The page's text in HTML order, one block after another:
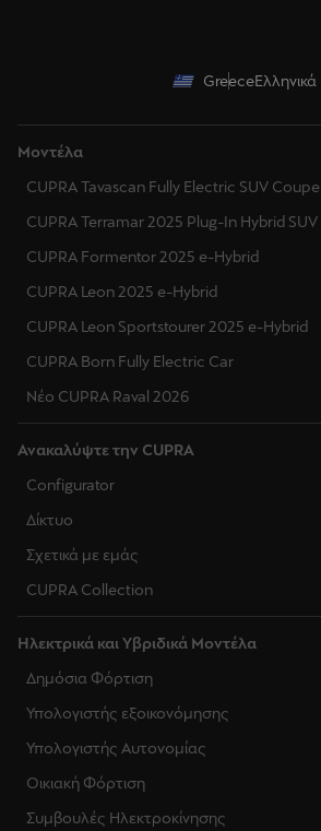
GreeceΕλληνικά
Μοντέλα
CUPRA Tavascan Fully Electric SUV Coupe
CUPRA Terramar 2025 Plug-In Hybrid SUV
CUPRA Formentor 2025 e-Hybrid
CUPRA Leon 2025 e-Hybrid
CUPRA Leon Sportstourer 2025 e-Hybrid
CUPRA Born Fully Electric Car
Νέο CUPRA Raval 2026
Ανακαλύψτε την CUPRA
Configurator
Δίκτυο
Σχετικά με εμάς
CUPRA Collection
Ηλεκτρικά και Υβριδικά Μοντέλα
Δημόσια Φόρτιση
Υπολογιστής εξοικονόμησης
Υπολογιστής Αυτονομίας
Οικιακή Φόρτιση
Συμβουλές Ηλεκτροκίνησης